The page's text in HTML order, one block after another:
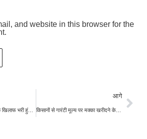
and website in this browser for the
किसानों ने केन्द्र सरकार के खिलाफ भरी हुंकार, 21 फरवरी को करेंगे दिल्ली मार्च
आगे
किसानों से गारंटी मूल्य पर मक्का खरीदने के लिए डिस्टिलरी, नेफेड और एनसीसीएफ में होगा अनुबंध